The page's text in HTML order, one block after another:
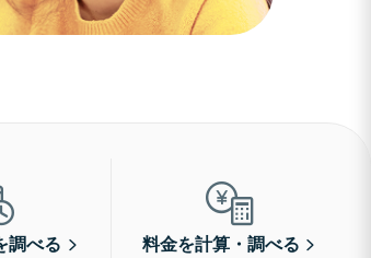
調べる 料金を計算・調べる